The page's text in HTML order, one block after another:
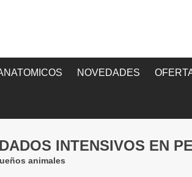
NOVEDADES
INTENSIVOS EN
animales